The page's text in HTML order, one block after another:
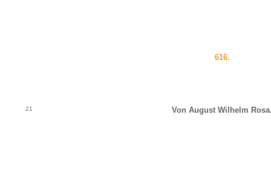
616.
21 Von August Wilhelm